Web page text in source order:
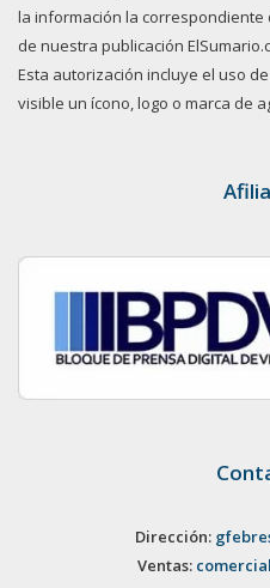
la información la
de nuestra publicación
Esta autorización incluye el uso
visible un ícono, logo o marca de
Dirección:
Ventas: